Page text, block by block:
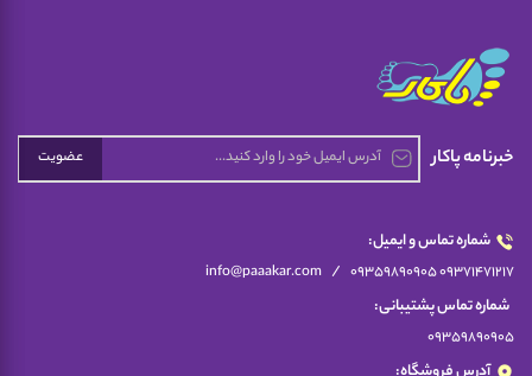
خبرنامه پاکار عضویت
شماره تماس و ایمیل:
info@paaakar.com / 09359890905 09371471217
شماره تماس پشتیبانی:
09359890905